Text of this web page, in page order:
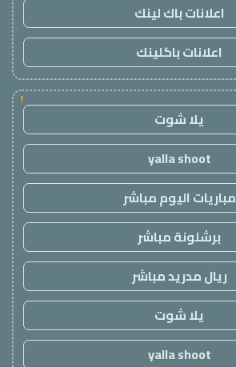
اعلانات باك لينك
اعلانات باكلينك
!
يلا شوت
yalla shoot
مباريات اليوم مباشر
برشلونة مباشر
ريال مدريد مباشر
يلا شوت
yalla shoot